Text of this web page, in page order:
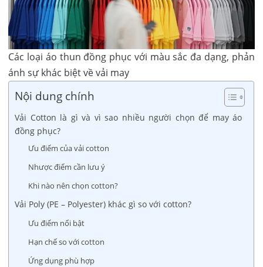
Các loại áo thun đồng phục với màu sắc đa dạng, phản
ánh sự khác biệt về vải may
Nội dung chính
Vải Cotton là gì và vì sao nhiều người chọn để may áo
đồng phục?
Ưu điểm của vải cotton
Nhược điểm cần lưu ý
Khi nào nên chọn cotton?
Vải Poly (PE – Polyester) khác gì so với cotton?
Ưu điểm nổi bật
Hạn chế so với cotton
Ứng dụng phù hợp